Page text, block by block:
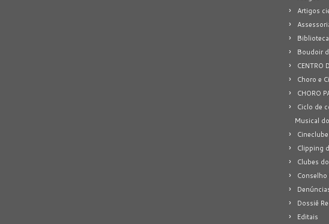
Artigos
Boudoir
CENTRO
Choro e
CHORO
Ciclo de
Musical
Clipping
Clubes
Dossiê
Editais